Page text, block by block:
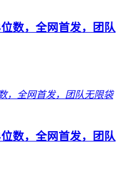
数，全网首发，团队
数，全网首发，团队